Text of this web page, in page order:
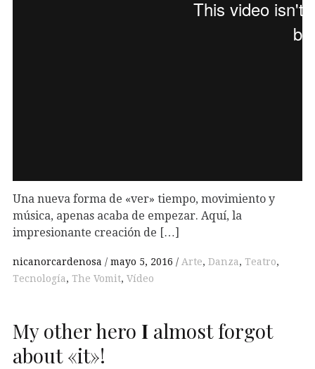
Una nueva forma de «ver» tiempo, movimiento y
música, apenas acaba de empezar. Aquí, la
impresionante creación de […]
nicanorcardenosa mayo 5, 2016 Arte, Danza, Teatro,
Tecnología, The Vomit, Vídeo
My other hero I almost forgot
about «it»!